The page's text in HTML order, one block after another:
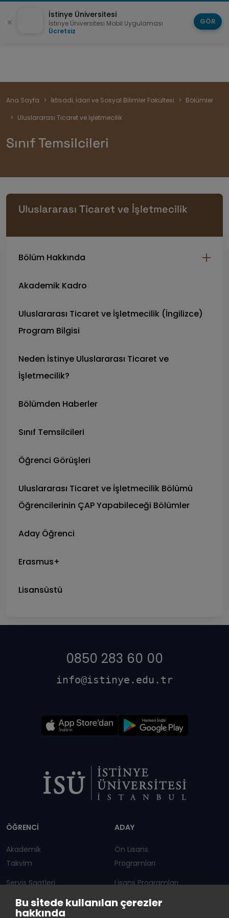
Bu sitede kullanılan çerezler
hakkında
Sayfa
yolu
Ana Sayfa İktisadi, İdari ve Sosyal Bilimler Fakültesi
Bölümler
Uluslararası Ticaret ve İşletmecilik
Sınıf Temsilcileri
Uluslararası Ticaret ve İşletmecilik
Bölüm Hakkında
Akademik Kadro
Uluslararası Ticaret ve İşletmecilik (İngilizce)
Program Bilgisi
Neden İstinye Uluslararası Ticaret ve
İşletmecilik?
Bölümden Haberler
Sınıf Temsilcileri
Öğrenci Görüşleri
Uluslararası Ticaret ve İşletmecilik Bölümü
Öğrencilerinin ÇAP Yapabileceği Bölümler
Aday Öğrenci
Erasmus+
Lisansüstü
0850 283 60 00
info@istinye.edu.tr
ÖĞRENCİ
Akademik
Takvim
Servis Saatleri
Duyurular
ADAY
Ön Lisans
Programları
Lisans Programları
Lisansüstü
İstinye Üniversitesi
İstinye Üniversitesi Mobil Uygulaması
Ücretsiz
GÖR